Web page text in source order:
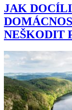
JAK
NEŠKODIT